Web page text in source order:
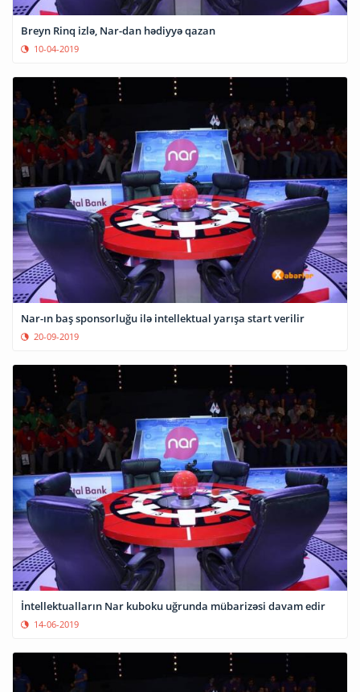
Breyn Rinq izlə, Nar-dan hədiyyə qazan
10-04-2019
Nar-ın baş sponsorluğu ilə intellektual yarışa start verilir
20-09-2019
İntellektualların Nar kuboku uğrunda mübarizəsi davam edir
14-06-2019